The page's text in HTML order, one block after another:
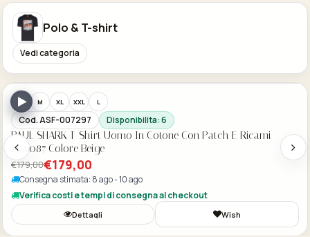
Polo & T-shirt
Vedi categoria
S M XL XXL L
Cod. ASF-007297 Disponibilita: 6
PAUL SHARK T-Shirt Uomo In Cotone Con Patch E Ricami
25411087 Colore Beige
€179,00€179,00
Consegna stimata: 8 ago - 10 ago
Verifica costi e tempi di consegna al checkout
Dettagli Wish